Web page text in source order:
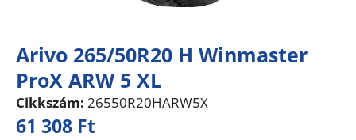
Arivo 265/50R20 H Winmaster
ProX ARW 5 XL
Cikkszám: 26550R20HARW5X
61 308 Ft